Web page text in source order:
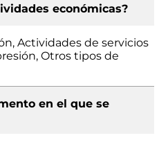
económicas?
Actividades de servicios
Otros tipos de
en el que se